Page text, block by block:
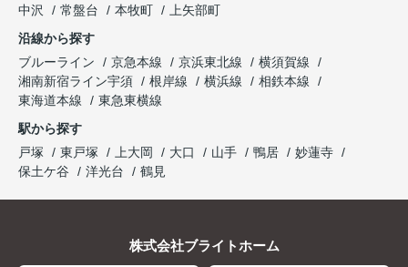
中沢
常盤台 本牧町
上矢部町
沿線から探す
ブルーライン
京急本線 京浜東北線
横須賀線
湘南新宿ライン宇須
根岸線 横浜線
相鉄本線
東海道本線
東急東横線
駅から探す
戸塚
東戸塚 上大岡 大口 山手 鴨居
妙蓮寺
保土ケ谷
洋光台 鶴見
株式会社ブライトホーム